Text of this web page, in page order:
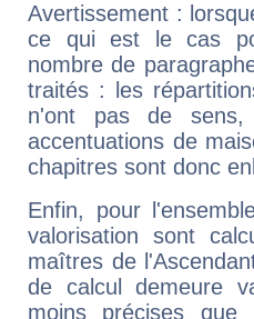
Avertissement :
ce qui est le cas
nombre de
traités : les
n'ont pas de sens,
accentuations de
chapitres sont donc
Enfin, pour
valorisation sont
maîtres de
de calcul demeure
moins précises que